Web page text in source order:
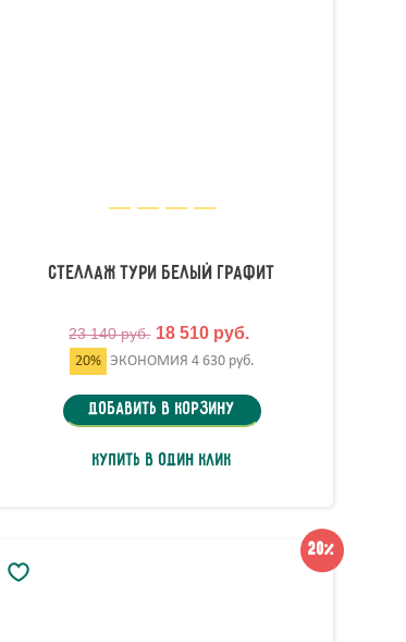
Стеллаж Тури Белый Графит
23 140 руб. 18 510 руб.
20% ЭКОНОМИЯ 4 630 руб.
Добавить в корзину
Купить в один клик
20%